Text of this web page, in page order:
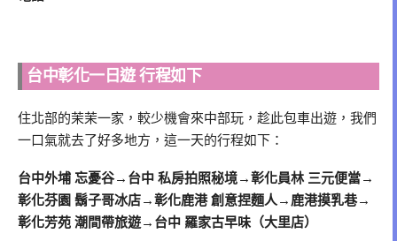
台中彰化一日遊 行程如下
住北部的茉茉一家，較少機會來中部玩，趁此包車出遊，我們
一口氣就去了好多地方，這一天的行程如下：
台中外埔 忘憂谷→台中 私房拍照秘境→彰化員林 三元便當→
彰化芬園 鬍子哥冰店→彰化鹿港 創意捏麵人→鹿港摸乳巷→
彰化芳苑 潮間帶旅遊→台中 羅家古早味（大里店）